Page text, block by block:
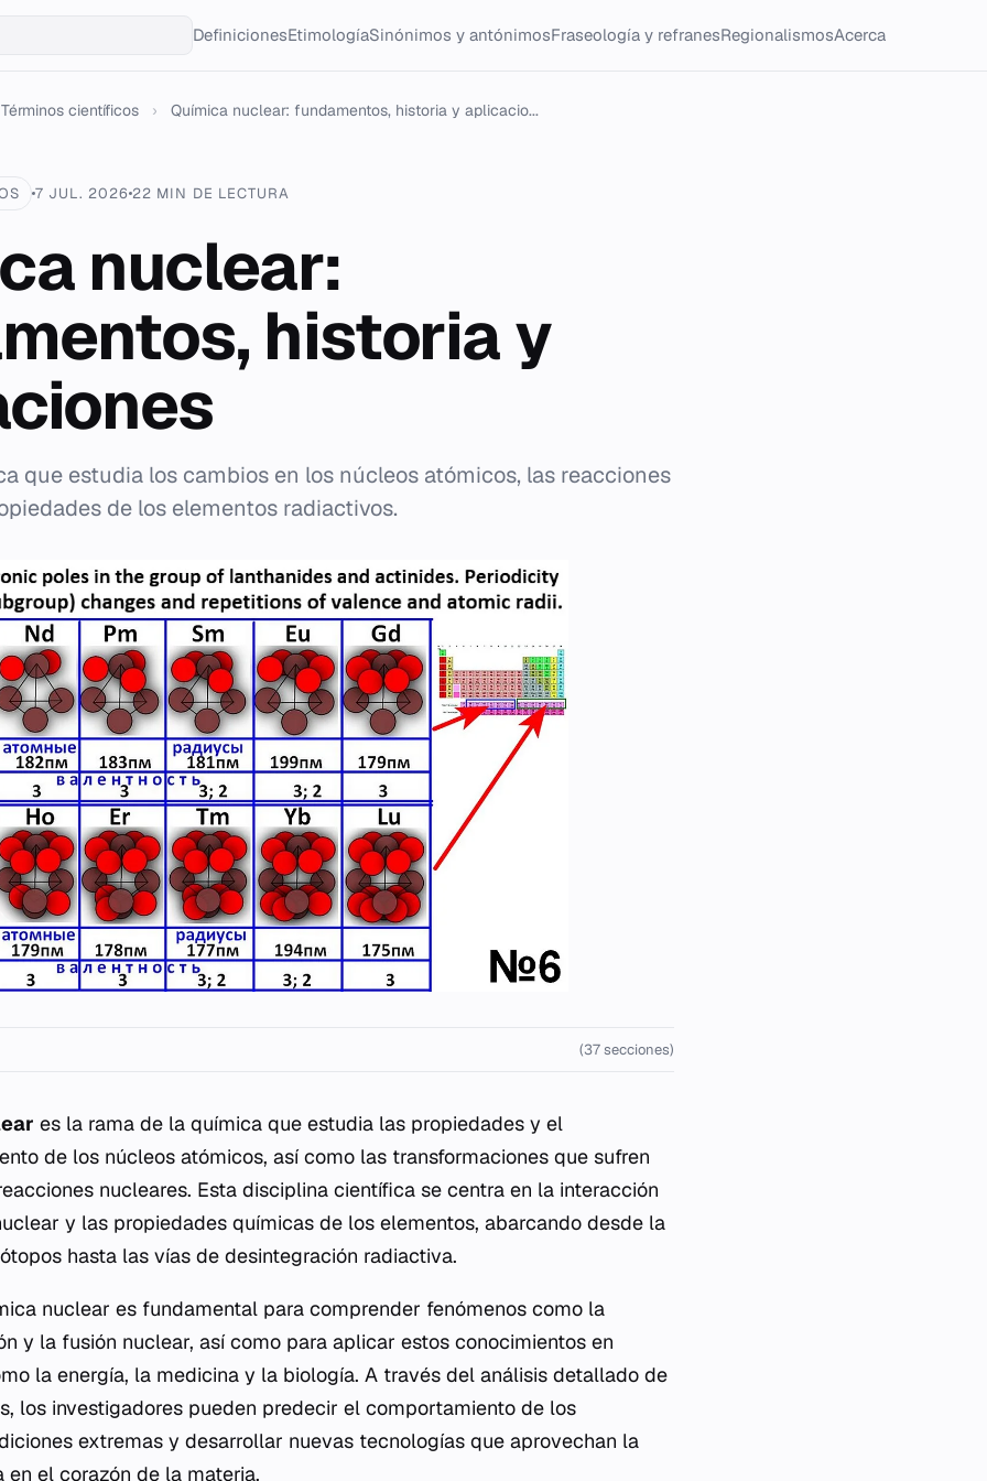
DefinicionesEtimologíaSinónimos y antónimosFraseología y refranesRegionalismosAcerca
Términos científicos › Química nuclear: fundamentos, historia y aplicacio...
7 JUL. 202622 MIN DE LECTURA
nuclear:
historia y
que estudia los cambios en los núcleos atómicos, las reacciones
de los elementos radiactivos.
(37 secciones)
es la rama de la química que estudia las propiedades y el
de los núcleos atómicos, así como las transformaciones que sufren
nucleares. Esta disciplina científica se centra en la interacción
y las propiedades químicas de los elementos, abarcando desde la
hasta las vías de desintegración radiactiva.
nuclear es fundamental para comprender fenómenos como la
y la fusión nuclear, así como para aplicar estos conocimientos en
la energía, la medicina y la biología. A través del análisis detallado de
los investigadores pueden predecir el comportamiento de los
extremas y desarrollar nuevas tecnologías que aprovechan la
el corazón de la materia.